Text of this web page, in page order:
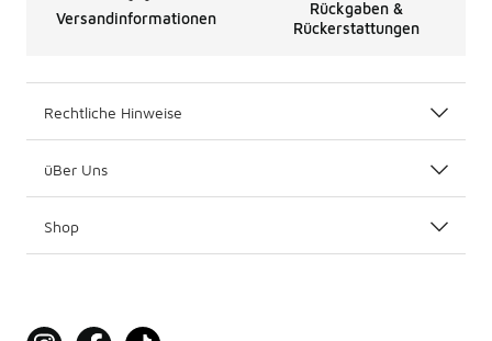
Versandinformationen
Rückgaben &
Rückerstattungen
Rechtliche Hinweise
üBer Uns
Shop